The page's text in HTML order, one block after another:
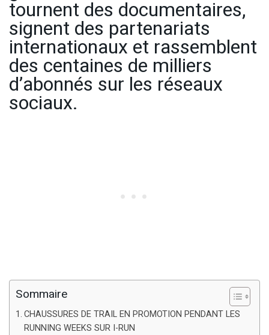
tournent des documentaires,
signent des partenariats
internationaux et rassemblent
des centaines de milliers
d’abonnés sur les réseaux
sociaux.
Sommaire
CHAUSSURES DE TRAIL EN PROMOTION PENDANT LES
RUNNING WEEKS SUR I-RUN